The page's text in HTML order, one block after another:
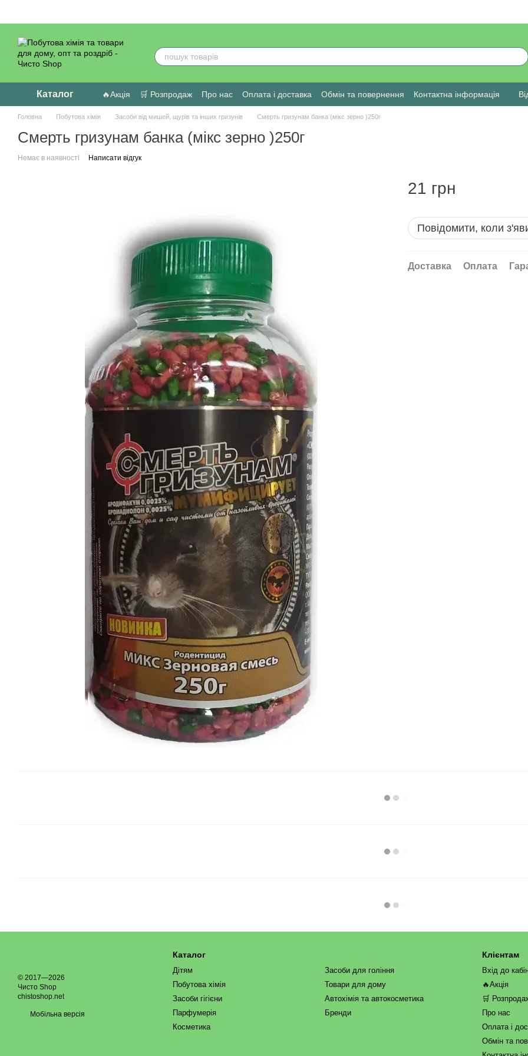
Каталог 🔥Акція 🛒 Розпродаж Про нас Оплата і доставка Обмін та повернення Контактна інформація
Головна Побутова хімія Засоби від мишей, щурів та інших гризунів Смерть гризунам банка (мікс зерно )250г
Смерть гризунам банка (мікс зерно )250г
Немає в наявності Написати відгук
21 грн
Повідомити, коли
Доставка Оплата
© 2017—2026
Чисто Shop
chistoshop.net
Мобільна версія
Каталог
Дітям
Побутова хімія
Засоби гігієни
Парфумерія
Косметика
Засоби для гоління
Товари для дому
Автохімія та автокосметика
Бренди
Клієнтам
Вхід до
🔥Акція
🛒
Про нас
Оплата і
Обмін та